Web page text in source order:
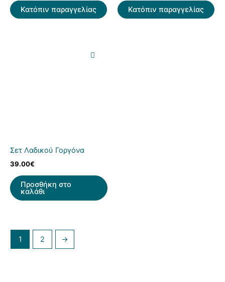
Κατόπιν παραγγελίας Κατόπιν παραγγελίας
Σετ Λαδικού Γοργόνα
39.00€
Προσθήκη στο
καλάθι
1 2 →